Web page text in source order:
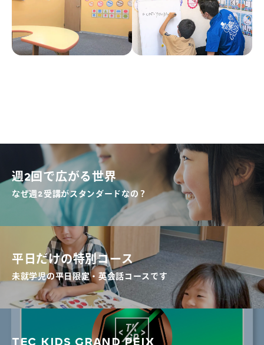
週2回で広がる世界
なぜ週2受講がスタンダードなの？
平日だけの特別コース
未就学児の平日限定・英会話コースです
TEC KIDS GRAND PEIX